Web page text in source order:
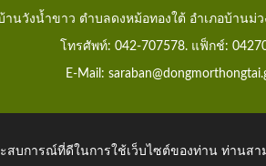
านวังน้ำขาว ตำบลดงหม้อทองใต้ อำเภอบ้านม่
โทรศัพท์: 042-707578. แฟ็กช์:
E-Mail:
บการณ์ที่ดีในการใช้เว็บไซต์ของท่าน ท่านสา